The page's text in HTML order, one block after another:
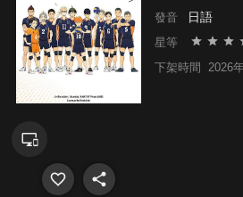
發音 日語
星等
下架時間 2026